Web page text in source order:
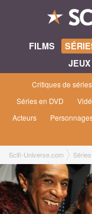
FILMS
Critiques de séries
Séries en DVD
Acteurs
Scifi-Universe.com
Guillaume X.